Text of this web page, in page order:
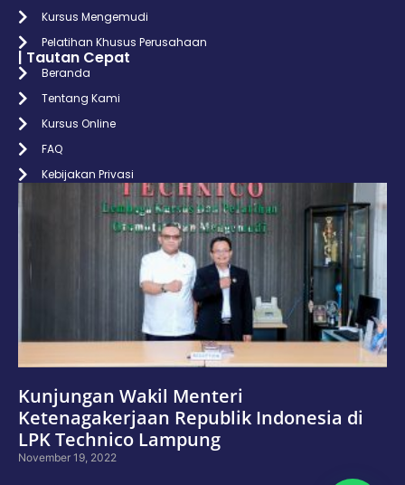
Kursus Mengemudi
Pelatihan Khusus Perusahaan
| Tautan Cepat
Beranda
Tentang Kami
Kursus Online
FAQ
Kebijakan Privasi
Kunjungan Wakil Menteri
Ketenagakerjaan Republik Indonesia di
LPK Technico Lampung
November 19, 2022